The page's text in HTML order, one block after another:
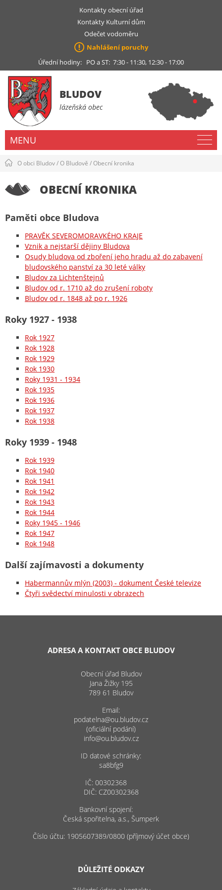
Kontakty obecní úřad
Kontakty Kulturní dům
Odečet vodoměru
Nahlášení poruchy
Úřední hodiny: PO a ST: 7:30 - 11:30, 12:30 - 17:00
BLUDOV
lázeňská obec
MENU
O obci Bludov/O Bludově /Obecní kronika
OBECNÍ KRONIKA
Paměti obce Bludova
PRAVĚK SEVEROMORAVKÉHO KRAJE
Vznik a nejstarší dějiny Bludova
Osudy bludova od zboření jeho hradu až do zabavení
bludovského panství za 30 leté války
Bludov za Lichtenštejnů
Bludov od r. 1710 až do zrušení roboty
Bludov od r. 1848 až po r. 1926
Roky 1927 - 1938
Rok 1927
Rok 1928
Rok 1929
Rok 1930
Roky 1931 - 1934
Rok 1935
Rok 1936
Rok 1937
Rok 1938
Roky 1939 - 1948
Rok 1939
Rok 1940
Rok 1941
Rok 1942
Rok 1943
Rok 1944
Roky 1945 - 1946
Rok 1947
Rok 1948
Další zajímavosti a dokumenty
Habermannův mlýn (2003) - dokument České televize
Čtyři svědectví minulosti v obrazech
ADRESA A KONTAKT OBCE BLUDOV
Obecní úřad Bludov
Jana Žižky 195
789 61 Bludov
Email:
podatelna@ou.bludov.cz
(oficiální podání)
info@ou.bludov.cz
ID datové schránky:
sa8bfg9
IČ: 00302368
DIČ: CZ00302368
Bankovní spojení:
Česká spořitelna, a.s., Šumperk
Číslo účtu: 1905607389/0800 (příjmový účet obce)
DŮLEŽITÉ ODKAZY